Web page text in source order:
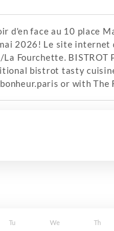
face au 10 place
2026! Le site internet
Fourchette.
bistrot tasty
or with The
Tu We Th